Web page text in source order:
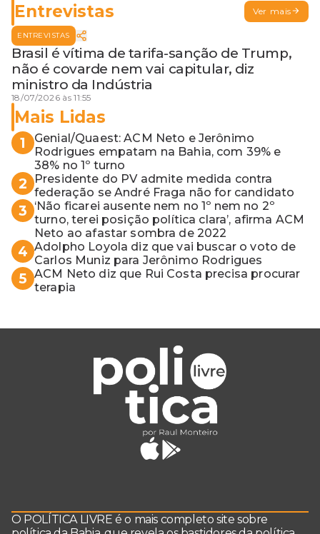
Entrevistas Ver mais
ENTREVISTAS
Brasil é vítima de tarifa-sanção de Trump,
não é covarde nem vai capitular, diz
ministro da Indústria
18/07/2026 às 11:55
Mais Lidas
1
Genial/Quaest: ACM Neto e Jerônimo
Rodrigues empatam na Bahia, com 39% e
38% no 1º turno
2
Presidente do PV admite medida contra
federação se André Fraga não for candidato
3
‘Não ficarei ausente nem no 1º nem no 2º
turno, terei posição política clara’, afirma ACM
Neto ao afastar sombra de 2022
4 Adolpho Loyola diz que vai buscar o voto de
Carlos Muniz para Jerônimo Rodrigues
5 ACM Neto diz que Rui Costa precisa procurar
terapia
O POLÍTICA LIVRE é o mais completo site sobre